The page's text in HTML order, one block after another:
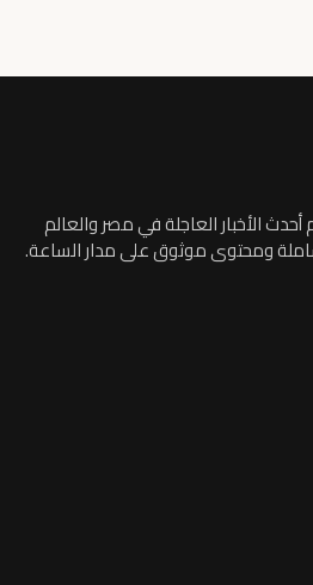
الأخبار العاجلة في مصر والعالم
ومحتوى موثوق على مدار الساعة.